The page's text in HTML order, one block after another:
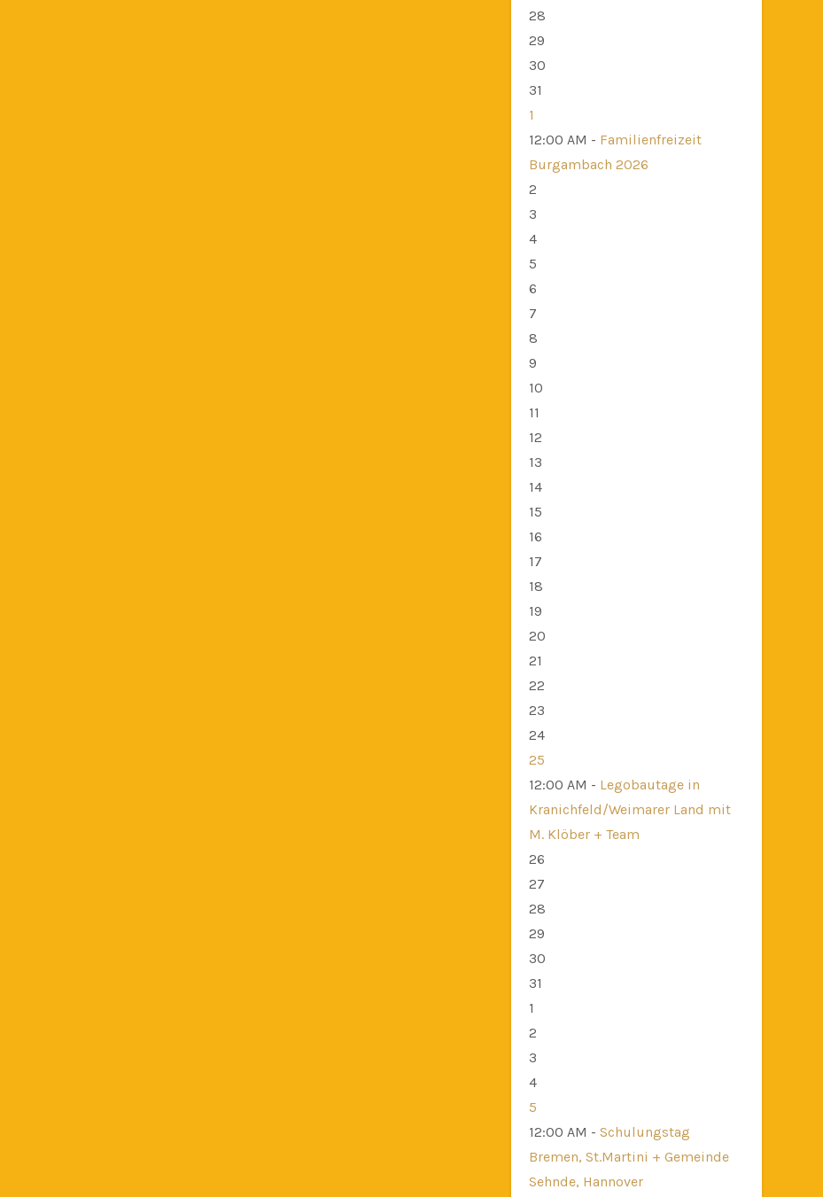
28
29
30
31
1
12:00 AM - Familienfreizeit
Burgambach 2026
2
3
4
5
6
7
8
9
10
11
12
13
14
15
16
17
18
19
20
21
22
23
24
25
12:00 AM - Legobautage in
Kranichfeld/Weimarer Land mit
M. Klöber + Team
26
27
28
29
30
31
1
2
3
4
5
12:00 AM - Schulungstag
Bremen, St.Martini + Gemeinde
Sehnde, Hannover